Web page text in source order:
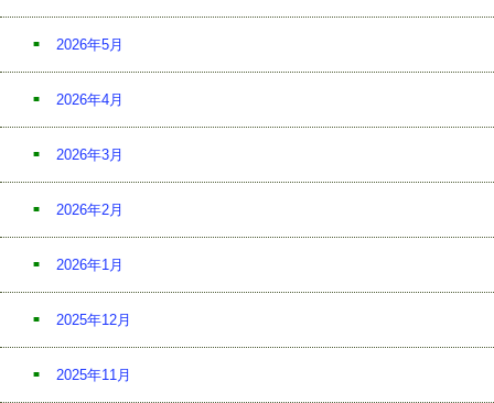
2026年5月
2026年4月
2026年3月
2026年2月
2026年1月
2025年12月
2025年11月